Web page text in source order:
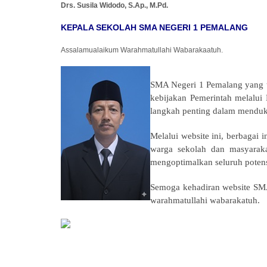
Drs. Susila Widodo, S.Ap., M.Pd.
KEPALA SEKOLAH SMA NEGERI 1 PEMALANG
Assalamualaikum Warahmatullahi Wabarakaatuh.
SMA Negeri 1 Pemalang
kebijakan Pemerintah
langkah penting dalam
Melalui website ini, berbagai
warga sekolah dan
mengoptimalkan seluruh
Semoga kehadiran website
warahmatullahi wabarakatuh.